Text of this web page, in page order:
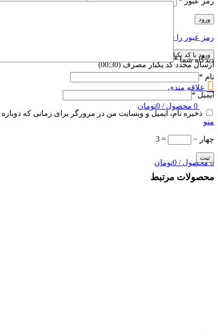
ورود
رمز عبور را فراموش کرده اید؟
ورود با کد یکبارمصرف
ارسال مجدد کد یکبار مصرف(00:
30
)
علاقه مندی
0 محصول /
0تومان
منو
0 محصول /
0تومان
دیدگاه شما*
نام *
ایمیل *
ذخیره نام، ایمیل و وبسایت من در مرورگر برای زمانی که
چهار − = 3
محصولات مرتبط